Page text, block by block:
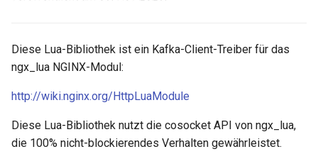
brotli
captcha
resty.kafka.basic-consumer
new
Diese Lua-Bibliothek ist ein Kafka-Client-Treiber für das
ngx_lua NGINX-Modul:
http://wiki.nginx.org/HttpLuaModule
Diese Lua-Bibliothek nutzt die cosocket API von ngx_lua,
die 100% nicht-blockierendes Verhalten gewährleistet.